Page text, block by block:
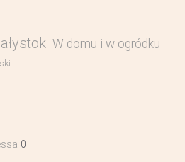
W domu i w ogródku
0